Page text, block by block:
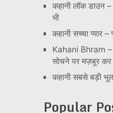
कहानी लॉक डाउन
भी
कहानी सच्चा प्यार
Kahani Bhram –
सोचने पर मज़बूर कर
कहानी सबसे बड़ी भूल
Popular